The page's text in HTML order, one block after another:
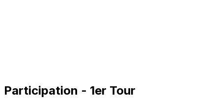
Participation - 1er Tour